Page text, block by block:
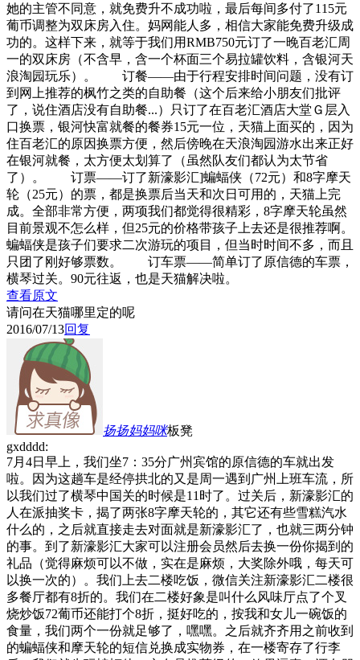
她的主管不同意，就免费升不成功啦，最后每间多付了115元
葡币调整为双床房入住。妈网能人多，相信大家能免费升级成
功的。这样下来，就等于我们用RMB750元订了一晚百老汇周
一的双床房（不含早，含一个杯面三个易拉罐饮料，含银河天
浪淘园玩乐）。 订餐——由于行程安排时间问题，没有订
到网上推荐的枫竹之类的自助餐（这个后来给小朋友们批评
了，说住酒店没有自助餐...）只订了在百老汇酒店大堂Ｇ层入
口换票，银河快富就餐的餐券15元一位，天猫上面买的，因为
住百老汇的原因换票方便，然后傍晚在天浪淘园游水出来正好
在银河就餐，太方便太划算了（虽然队友们都认为太节省
了）。 订票——订了新濠影汇]蝙蝠侠（72元）和8字摩天
轮（25元）的票，都是换票后当天和次日可用的，天猫上完
成。全部非常方便，两项我们都觉得很精彩，8字摩天轮虽然
目前景观不怎么样，但25元的价格带孩子上去还是很推荐啊。
蝙蝠侠是孩子们要求二次游玩的项目，但当时时间不多，而且
只团了刚好够票数。 订车票——简单订了原信德的车票，
横琴过关。90元往返，也是天猫解决啦。
查看原文
请问在天猫哪里定的呢
2016/07/13回复
扬扬妈妈咪板凳
gxdddd:
7月4日早上，我们坐7：35分广州宾馆的原信德的车就出发
啦。因为这趟车是经停拱北的又是周一遇到广州上班车流，所
以我们过了横琴中国关的时候是11时了。过关后，新濠影汇的
人在派抽奖卡，揭了两张8字摩天轮的，其它还有些雪糕汽水
什么的，之后就直接走去对面就是新濠影汇了，也就三两分钟
的事。到了新濠影汇大家可以注册会员然后去换一份你揭到的
礼品（觉得麻烦可以不做，实在是麻烦，大奖除外哦，每天可
以换一次的）。我们上去二楼吃饭，微信关注新濠影汇二楼很
多餐厅都有8折的。我们在二楼好象是叫什么风味厅点了个叉
烧炒饭72葡币还能打个8折，挺好吃的，按我和女儿一碗饭的
食量，我们两个一份就足够了，嘿嘿。之后就齐齐用之前收到
的蝙蝠侠和摩天轮的短信兑换成实物券，在一楼寄存了行李